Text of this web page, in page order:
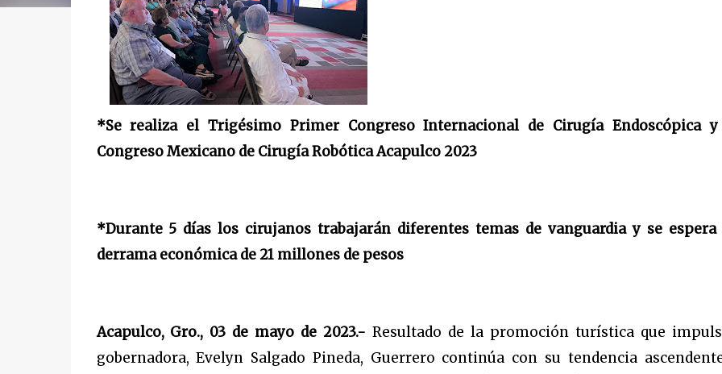
*Se realiza el Trigésimo Primer Congreso Internacional de Cirugía Endoscópica
Congreso Mexicano de Cirugía Robótica Acapulco 2023
*Durante 5 días los cirujanos trabajarán diferentes temas de vanguardia y se espera
derrama económica de 21 millones de pesos
Acapulco, Gro., 03 de mayo de 2023.- Resultado de la promoción turística que
gobernadora, Evelyn Salgado Pineda, Guerrero continúa con su tendencia